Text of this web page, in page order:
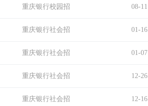
聘
重庆银行校园招
聘
08-11
重庆银行社会招
聘
01-16
重庆银行社会招
聘
01-07
重庆银行社会招
聘
12-26
重庆银行社会招 12-16